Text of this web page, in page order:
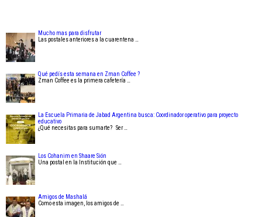
Mucho mas para disfrutar
Las postales anteriores a la cuarentena …
Qué pedís esta semana en Zman Coffee ?
Zman Coffee es la primera cafetería …
La Escuela Primaria de Jabad Argentina busca: Coordinador operativo para proyecto
educativo
¿Qué necesitas para sumarte? Ser …
Los Cohanim en Shaare Sión
Una postal en la Institución que …
Amigos de Mashalá
Como esta imagen, los amigos de …